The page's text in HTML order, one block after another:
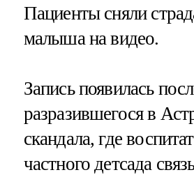
Пациенты сняли
малыша на видео.
Запись появилась
разразившегося в
скандала, где
частного детсада